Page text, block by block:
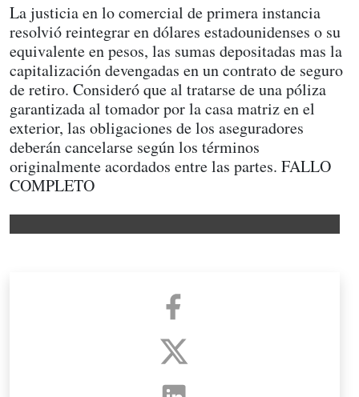
La justicia en lo comercial de primera instancia
resolvió reintegrar en dólares estadounidenses o su
equivalente en pesos, las sumas depositadas mas la
capitalización devengadas en un contrato de seguro
de retiro. Consideró que al tratarse de una póliza
garantizada al tomador por la casa matriz en el
exterior, las obligaciones de los aseguradores
deberán cancelarse según los términos
originalmente acordados entre las partes. FALLO
COMPLETO